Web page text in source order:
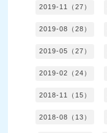
2019-11（27）
2019-08（28）
2019-05（27）
2019-02（24）
2018-11（15）
2018-08（13）